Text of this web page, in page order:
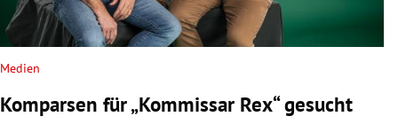
Untermenü
Untermenü
Untermenü
Medien
Komparsen für „Kommissar Rex“ gesucht